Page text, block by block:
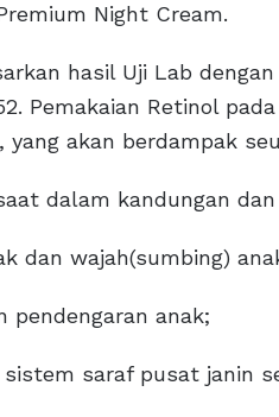
Night Cream.
hasil Uji Lab
Pemakaian Retinol
yang akan berdampak
dalam kandungan
dan wajah(sumbing)
pendengaran anak;
saraf pusat janin